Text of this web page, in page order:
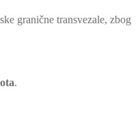
granične transvezale, zbog
.